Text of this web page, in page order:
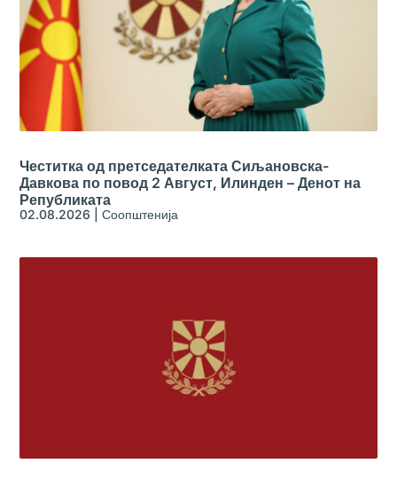
Честитка од претседателката Сиљановска-
Давкова по повод 2 Август, Илинден – Денот на
Републиката
02.08.2026 |Соопштенија